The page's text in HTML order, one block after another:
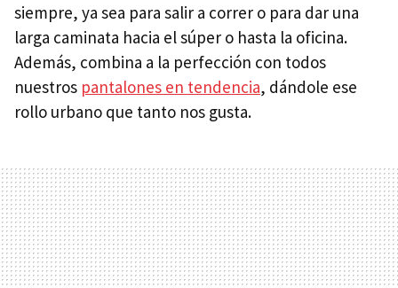
siempre, ya sea para salir a correr o para dar una
larga caminata hacia el súper o hasta la oficina.
Además, combina a la perfección con todos
nuestros pantalones en tendencia, dándole ese
rollo urbano que tanto nos gusta.